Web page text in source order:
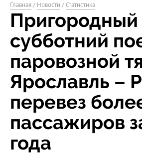
Главная/ Новости /Статистика
Пригородный
субботний
паровозной
Ярославль –
перевез
пассажиров
года